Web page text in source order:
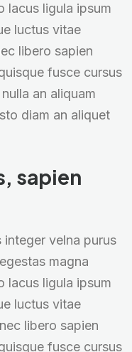
lacus ligula ipsum
luctus vitae
libero sapien
fusce cursus
an aliquam
diam an aliquet
sapien
velna purus
magna
lacus ligula ipsum
luctus vitae
libero sapien
fusce cursus